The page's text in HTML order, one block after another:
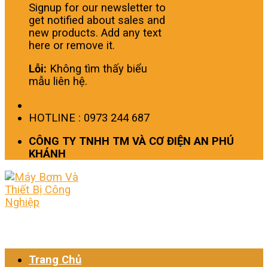
Signup for our newsletter to
get notified about sales and
new products. Add any text
here or remove it.
Lỗi: Không tìm thấy biểu
mẫu liên hệ.
HOTLINE : 0973 244 687
CÔNG TY TNHH TM VÀ CƠ ĐIỆN AN PHÚ
KHÁNH
Trang Chủ